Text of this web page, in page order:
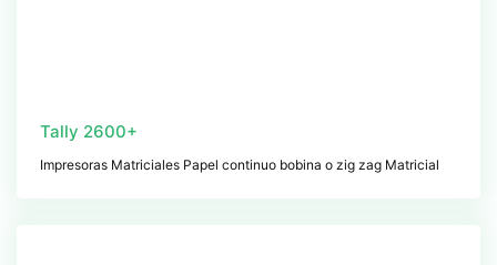
Tally 2600+
Impresoras Matriciales Papel continuo bobina o zig zag Matricial